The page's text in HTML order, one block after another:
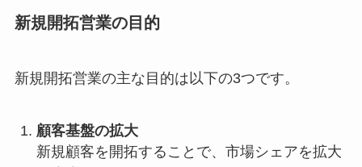
新規開拓営業の目的
新規開拓営業の主な目的は以下の3つです。
顧客基盤の拡大
新規顧客を開拓することで、市場シェアを拡大